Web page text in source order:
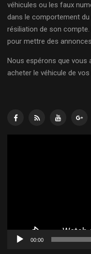
véhicules ou les faux
dans le comportement
résiliation de son compte.
pour mettre des
Nous espérons que vous
acheter le véhicule de
00:00